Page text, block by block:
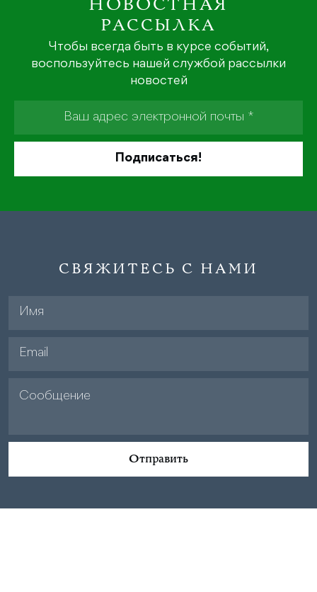
НОВОСТНАЯ
РАССЫЛКА
Чтобы всегда быть в курсе событий,
воспользуйтесь нашей службой рассылки
новостей
СВЯЖИТЕСЬ С НАМИ
Отправить